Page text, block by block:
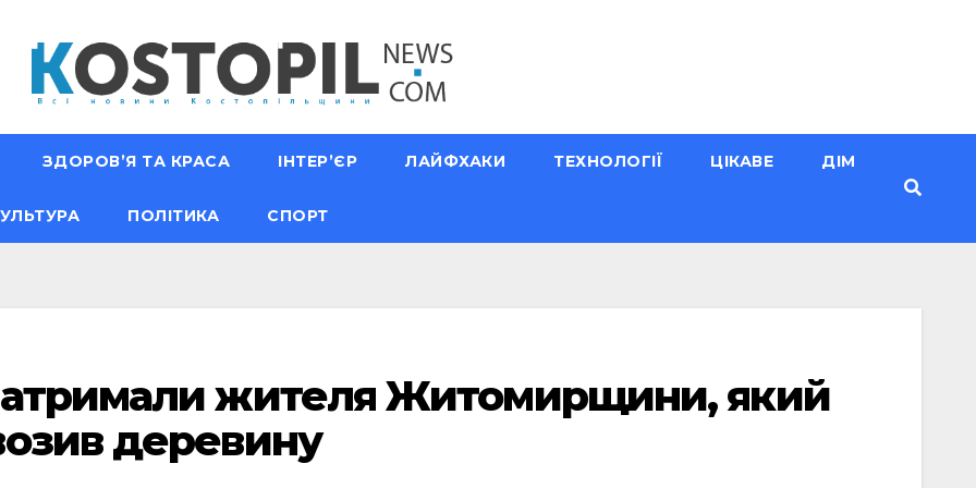
ЗДОРОВ’Я ТА КРАСА ІНТЕР’ЄР ЛАЙФХАКИ ТЕХНОЛОГІЇ ЦІКАВЕ ДІМ
ПОЛІТИКА СПОРТ
жителя Житомирщини, який
деревину